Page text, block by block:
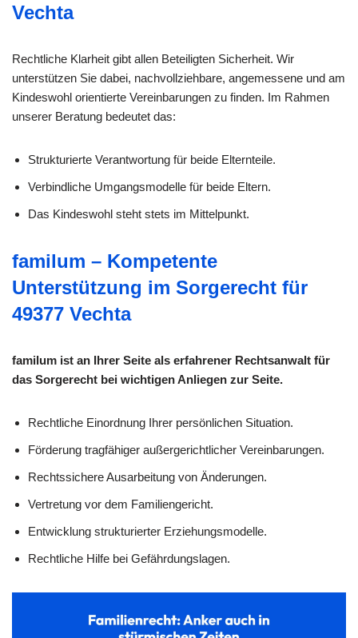
Vechta
Rechtliche Klarheit gibt allen Beteiligten Sicherheit. Wir
unterstützen Sie dabei, nachvollziehbare, angemessene und am
Kindeswohl orientierte Vereinbarungen zu finden. Im Rahmen
unserer Beratung bedeutet das:
Strukturierte Verantwortung für beide Elternteile.
Verbindliche Umgangsmodelle für beide Eltern.
Das Kindeswohl steht stets im Mittelpunkt.
familum – Kompetente
Unterstützung im Sorgerecht für
49377 Vechta
familum ist an Ihrer Seite als erfahrener Rechtsanwalt für
das Sorgerecht bei wichtigen Anliegen zur Seite.
Rechtliche Einordnung Ihrer persönlichen Situation.
Förderung tragfähiger außergerichtlicher Vereinbarungen.
Rechtssichere Ausarbeitung von Änderungen.
Vertretung vor dem Familiengericht.
Entwicklung strukturierter Erziehungsmodelle.
Rechtliche Hilfe bei Gefährdungslagen.